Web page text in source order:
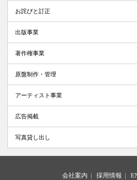
お詫びと訂正
出版事業
著作権事業
原盤制作・管理
アーティスト事業
広告掲載
写真貸し出し
会社案内 | 採用情報 |